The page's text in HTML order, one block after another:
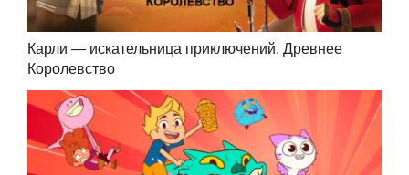
Карли — искательница приключений. Древнее
Королевство